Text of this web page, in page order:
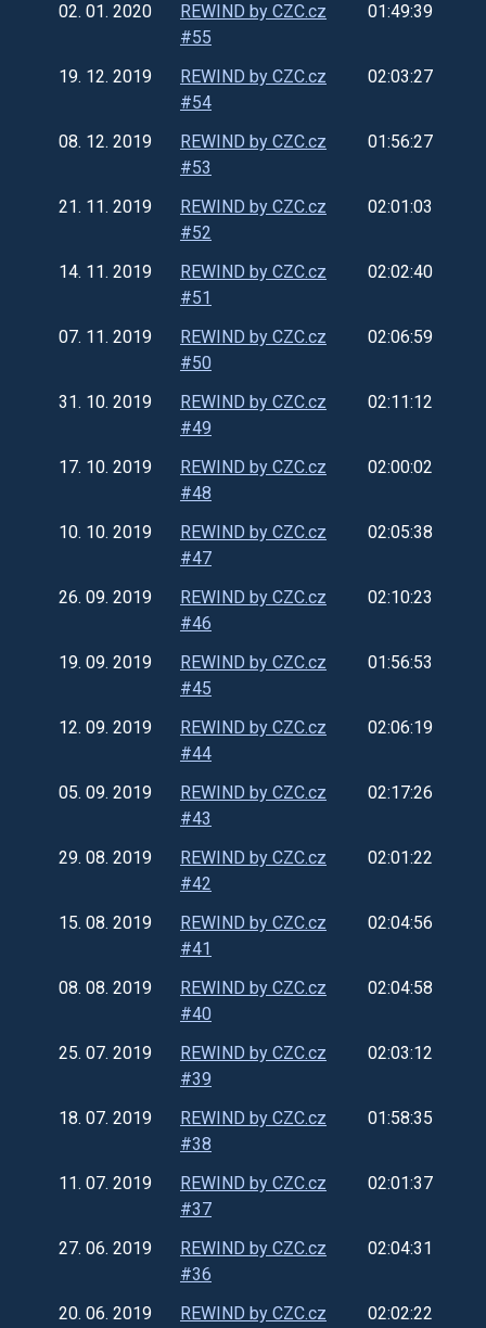
02. 01. 2020
REWIND by CZC.cz
#55
01:49:39
19. 12. 2019
REWIND by CZC.cz
#54
02:03:27
08. 12. 2019
REWIND by CZC.cz
#53
01:56:27
21. 11. 2019
REWIND by CZC.cz
#52
02:01:03
14. 11. 2019
REWIND by CZC.cz
#51
02:02:40
07. 11. 2019
REWIND by CZC.cz
#50
02:06:59
31. 10. 2019
REWIND by CZC.cz
#49
02:11:12
17. 10. 2019
REWIND by CZC.cz
#48
02:00:02
10. 10. 2019
REWIND by CZC.cz
#47
02:05:38
26. 09. 2019
REWIND by CZC.cz
#46
02:10:23
19. 09. 2019
REWIND by CZC.cz
#45
01:56:53
12. 09. 2019
REWIND by CZC.cz
#44
02:06:19
05. 09. 2019
REWIND by CZC.cz
#43
02:17:26
29. 08. 2019
REWIND by CZC.cz
#42
02:01:22
15. 08. 2019
REWIND by CZC.cz
#41
02:04:56
08. 08. 2019
REWIND by CZC.cz
#40
02:04:58
25. 07. 2019
REWIND by CZC.cz
#39
02:03:12
18. 07. 2019
REWIND by CZC.cz
#38
01:58:35
11. 07. 2019
REWIND by CZC.cz
#37
02:01:37
27. 06. 2019
REWIND by CZC.cz
#36
02:04:31
20. 06. 2019
REWIND by CZC.cz
02:02:22